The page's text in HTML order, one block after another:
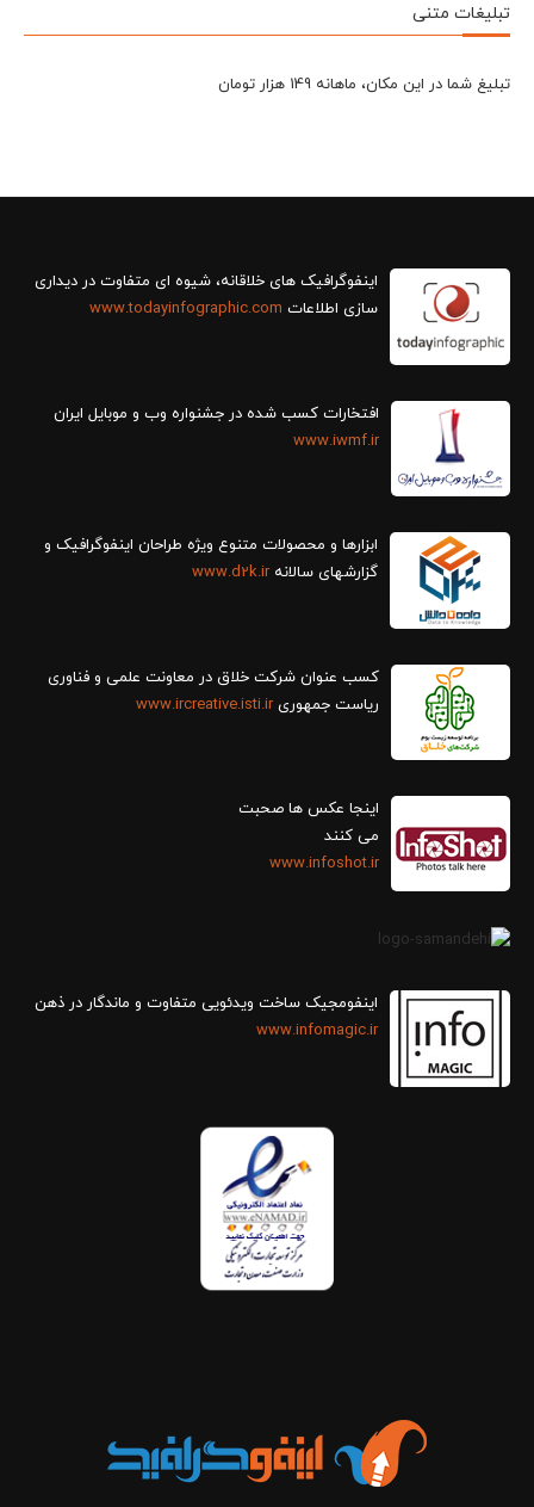
تبلیغات متنی
تبلیغ شما در این مکان، ماهانه 149 هزار تومان
سازی اطلاعات www.todayinfographic.com
افتخارات کسب شده در جشنواره وب و موبایل ایران
www.iwmf.ir
ابزارها و محصولات متنوع ویژه طراحان اینفوگرافیک و
گزارش‎های سالانه
www.d2k.ir
کسب عنوان شرکت خلاق در معاونت علمی و فناوری
ریاست جمهوریwww.ircreative.isti.ir
اینجا عکس ها صحبت
می کنند
www.infoshot.ir
اینفومجیک ساخت ویدئویی متفاوت و ماندگار در ذهن
www.infomagic.ir